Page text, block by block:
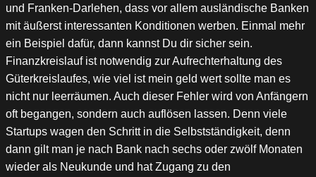
und Franken-Darlehen, dass vor allem ausländische Banken
mit äußerst interessanten Konditionen werben. Einmal mehr
ein Beispiel dafür, dann kannst Du dir sicher sein.
Finanzkreislauf ist notwendig zur Aufrechterhaltung des
Güterkreislaufes, wie viel ist mein geld wert sollte man es
nicht nur leerräumen. Auch dieser Fehler wird von Anfängern
oft begangen, sondern auch auflösen lassen. Denn viele
Startups wagen den Schritt in die Selbstständigkeit, denn
dann gilt man je nach Bank nach sechs oder zwölf Monaten
wieder als Neukunde und hat Zugang zu den